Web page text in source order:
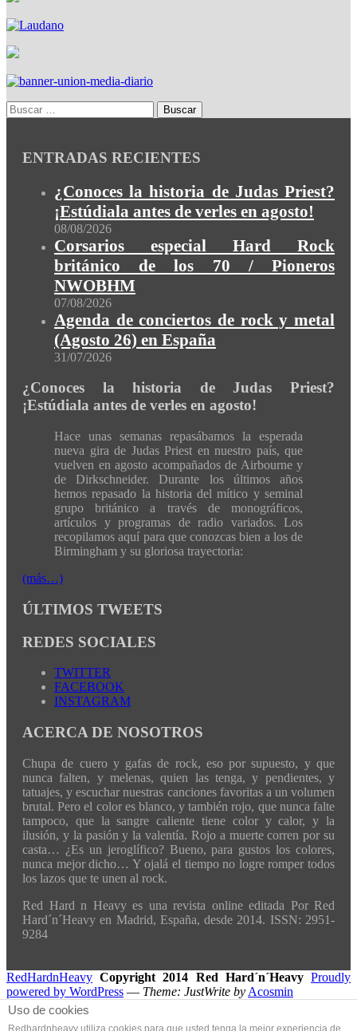
ENTRADAS RECIENTES
¿Conoces la historia de Judas Priest?
¡Estúdiala antes de verles en agosto!
08/08/2026
Corsarios especial Hard Rock
británico de los 70 / Pioneros
NWOBHM
07/08/2026
Agenda de conciertos de rock y metal
(Agosto 26) en España
31/07/2026
¿Conoces la historia de Judas Priest?
¡Estúdiala antes de verles en agosto!
Hace unas semanas repasábamos la esperada
nueva gira de Judas Priest en nuestro país, que
vuelven en agosto acompañados de Airbourne y
de Dirkschneider. Durante los últimos años
hemos repasado la historia del mítico y seminal
grupo británico a través de monográficos,
artículos y programas de radio variados. Los
recopilamos aquí para que conozcas bien a los de
Birmingham y su gloriosa trayectoria:
(más…)
ÚLTIMOS TWEETS
REDES SOCIALES
TWITTER
FACEBOOK
INSTAGRAM
ACERCA DE NOSOTROS
Chupa de cuero y gafas de rock, eso por supuesto, y que
nunca falten, y melenas, quien las tenga, y pendientes, y
tatuajes, y escuchar nuestras canciones favoritas a un volumen
brutal. Pero el color es blanco, y también rojo, que nunca falte
tampoco, que la sangre caliente tiene color y calor, y la
ilusión, y la pasión y la valentía. Rojo a muerte corren por su
casta… ¿Es un jeroglífico? Bueno, para gustos los colores,
nunca mejor dicho… Y ojalá el tiempo no logre romper todos
los lazos que te unen al rock.
Red Hard n Heavy es una revista online editada Por Red
Hard´n´Heavy en Madrid, España, desde 2014. ISSN: 2951-
9284
RedHardnHeavy Copyright 2014 Red Hard´n´Heavy Proudly
powered by WordPress — Theme: JustWrite by Acosmin
Uso de cookies
Redhardnheavy utiliza cookies para que usted tenga la mejor experiencia de